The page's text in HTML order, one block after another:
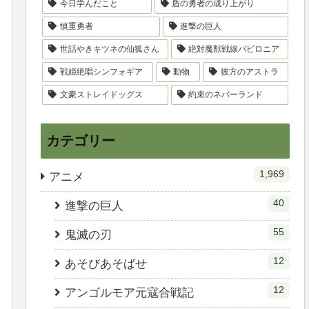
今日学んだこと 盾の勇者の成り上がり
慎重勇者 進撃の巨人
世話やきキツネの仙狐さん 絶対魔獣戦線バビロニア
戦姫絶唱シンフォギア 動物 彼方のアストラ
文豪ストレイドッグス 約束のネバーランド
カテゴリー
アニメ 1,969
進撃の巨人 40
鬼滅の刃 55
あそびあそばせ 12
アンゴルモア元寇合戦記 12